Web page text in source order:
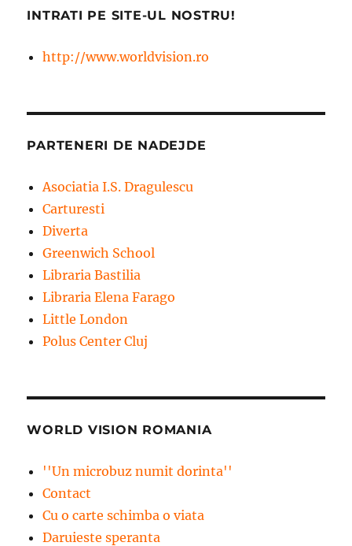
INTRATI PE SITE-UL NOSTRU!
http://www.worldvision.ro
PARTENERI DE NADEJDE
Asociatia I.S. Dragulescu
Carturesti
Diverta
Greenwich School
Libraria Bastilia
Libraria Elena Farago
Little London
Polus Center Cluj
WORLD VISION ROMANIA
''Un microbuz numit dorinta''
Contact
Cu o carte schimba o viata
Daruieste speranta